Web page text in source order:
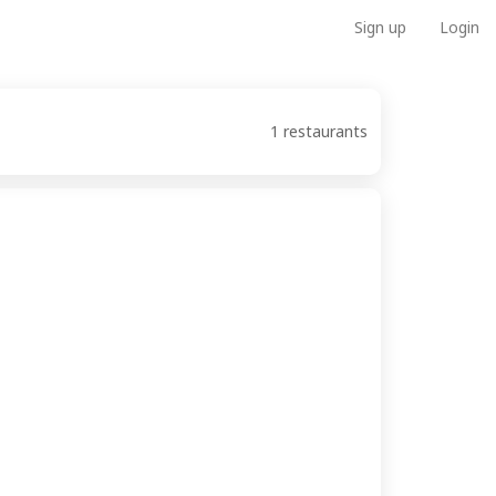
Sign up Login
1 restaurants